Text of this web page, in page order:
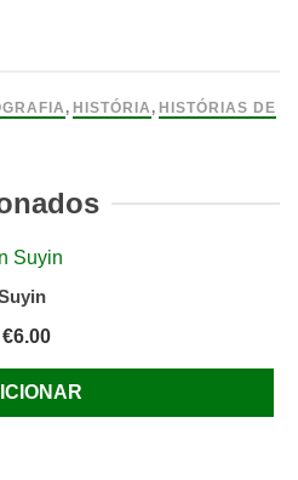
, HISTÓRIA , HISTÓRIAS DE
€6.00